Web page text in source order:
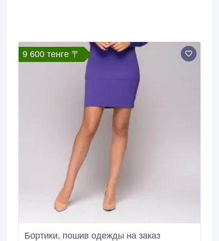
9 600 тенге 〒
Бортики, пошив одежды на заказ